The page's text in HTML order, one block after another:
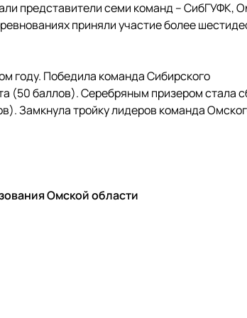
представители семи команд – СибГУФК,
приняли участие более
году. Победила команда Сибирского
(50 баллов). Серебряным призером стала
Замкнула тройку лидеров команда
Омской области